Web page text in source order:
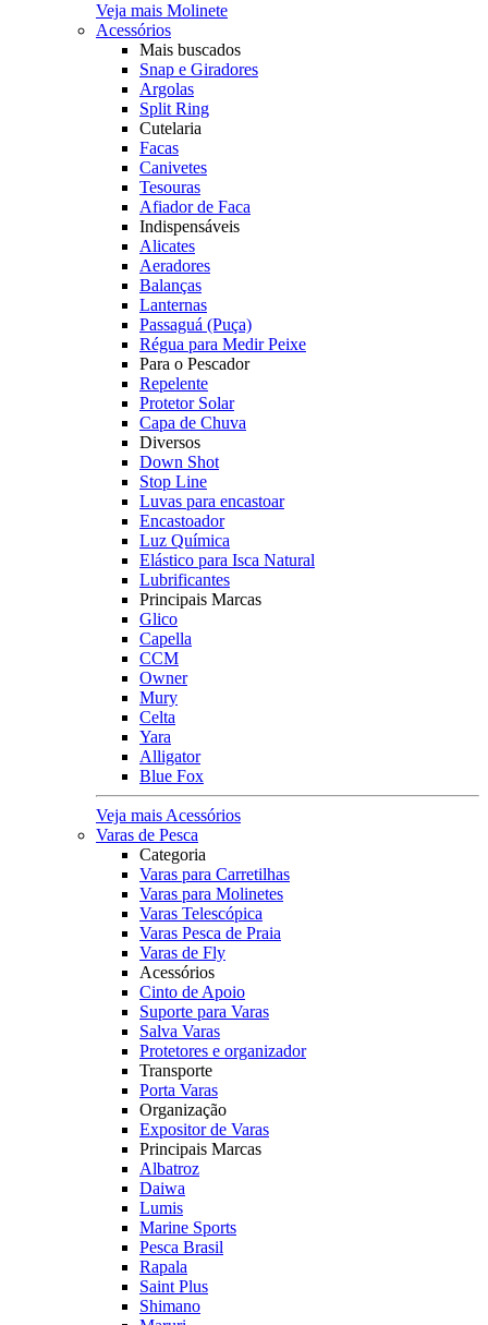
Veja mais Molinete
Acessórios
Mais buscados
Snap e Giradores
Argolas
Split Ring
Cutelaria
Facas
Canivetes
Tesouras
Afiador de Faca
Indispensáveis
Alicates
Aeradores
Balanças
Lanternas
Passaguá (Puça)
Régua para Medir Peixe
Para o Pescador
Repelente
Protetor Solar
Capa de Chuva
Diversos
Down Shot
Stop Line
Luvas para encastoar
Encastoador
Luz Química
Elástico para Isca Natural
Lubrificantes
Principais Marcas
Glico
Capella
CCM
Owner
Mury
Celta
Yara
Alligator
Blue Fox
Veja mais Acessórios
Varas de Pesca
Categoria
Varas para Carretilhas
Varas para Molinetes
Varas Telescópica
Varas Pesca de Praia
Varas de Fly
Acessórios
Cinto de Apoio
Suporte para Varas
Salva Varas
Protetores e organizador
Transporte
Porta Varas
Organização
Expositor de Varas
Principais Marcas
Albatroz
Daiwa
Lumis
Marine Sports
Pesca Brasil
Rapala
Saint Plus
Shimano